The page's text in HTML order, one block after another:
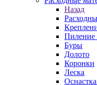
Назад
Пиление
Буры
Долото
Коронки
Леска